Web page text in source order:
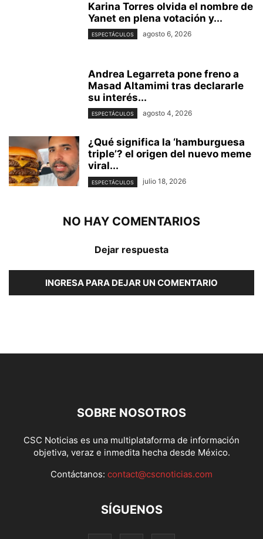
Karina Torres olvida el nombre de
Yanet en plena votación y...
ESPECTÁCULOS agosto 6, 2026
Andrea Legarreta pone freno a
Masad Altamimi tras declararle
su interés...
ESPECTÁCULOS agosto 4, 2026
¿Qué significa la ‘hamburguesa
triple’? el origen del nuevo meme
viral...
ESPECTÁCULOS julio 18, 2026
NO HAY COMENTARIOS
Dejar respuesta
INGRESA PARA DEJAR UN COMENTARIO
SOBRE NOSOTROS
CSC Noticias es una multiplataforma de información
objetiva, veraz e inmedita hecha desde México.
Contáctanos: contact@cscnoticias.com
SÍGUENOS